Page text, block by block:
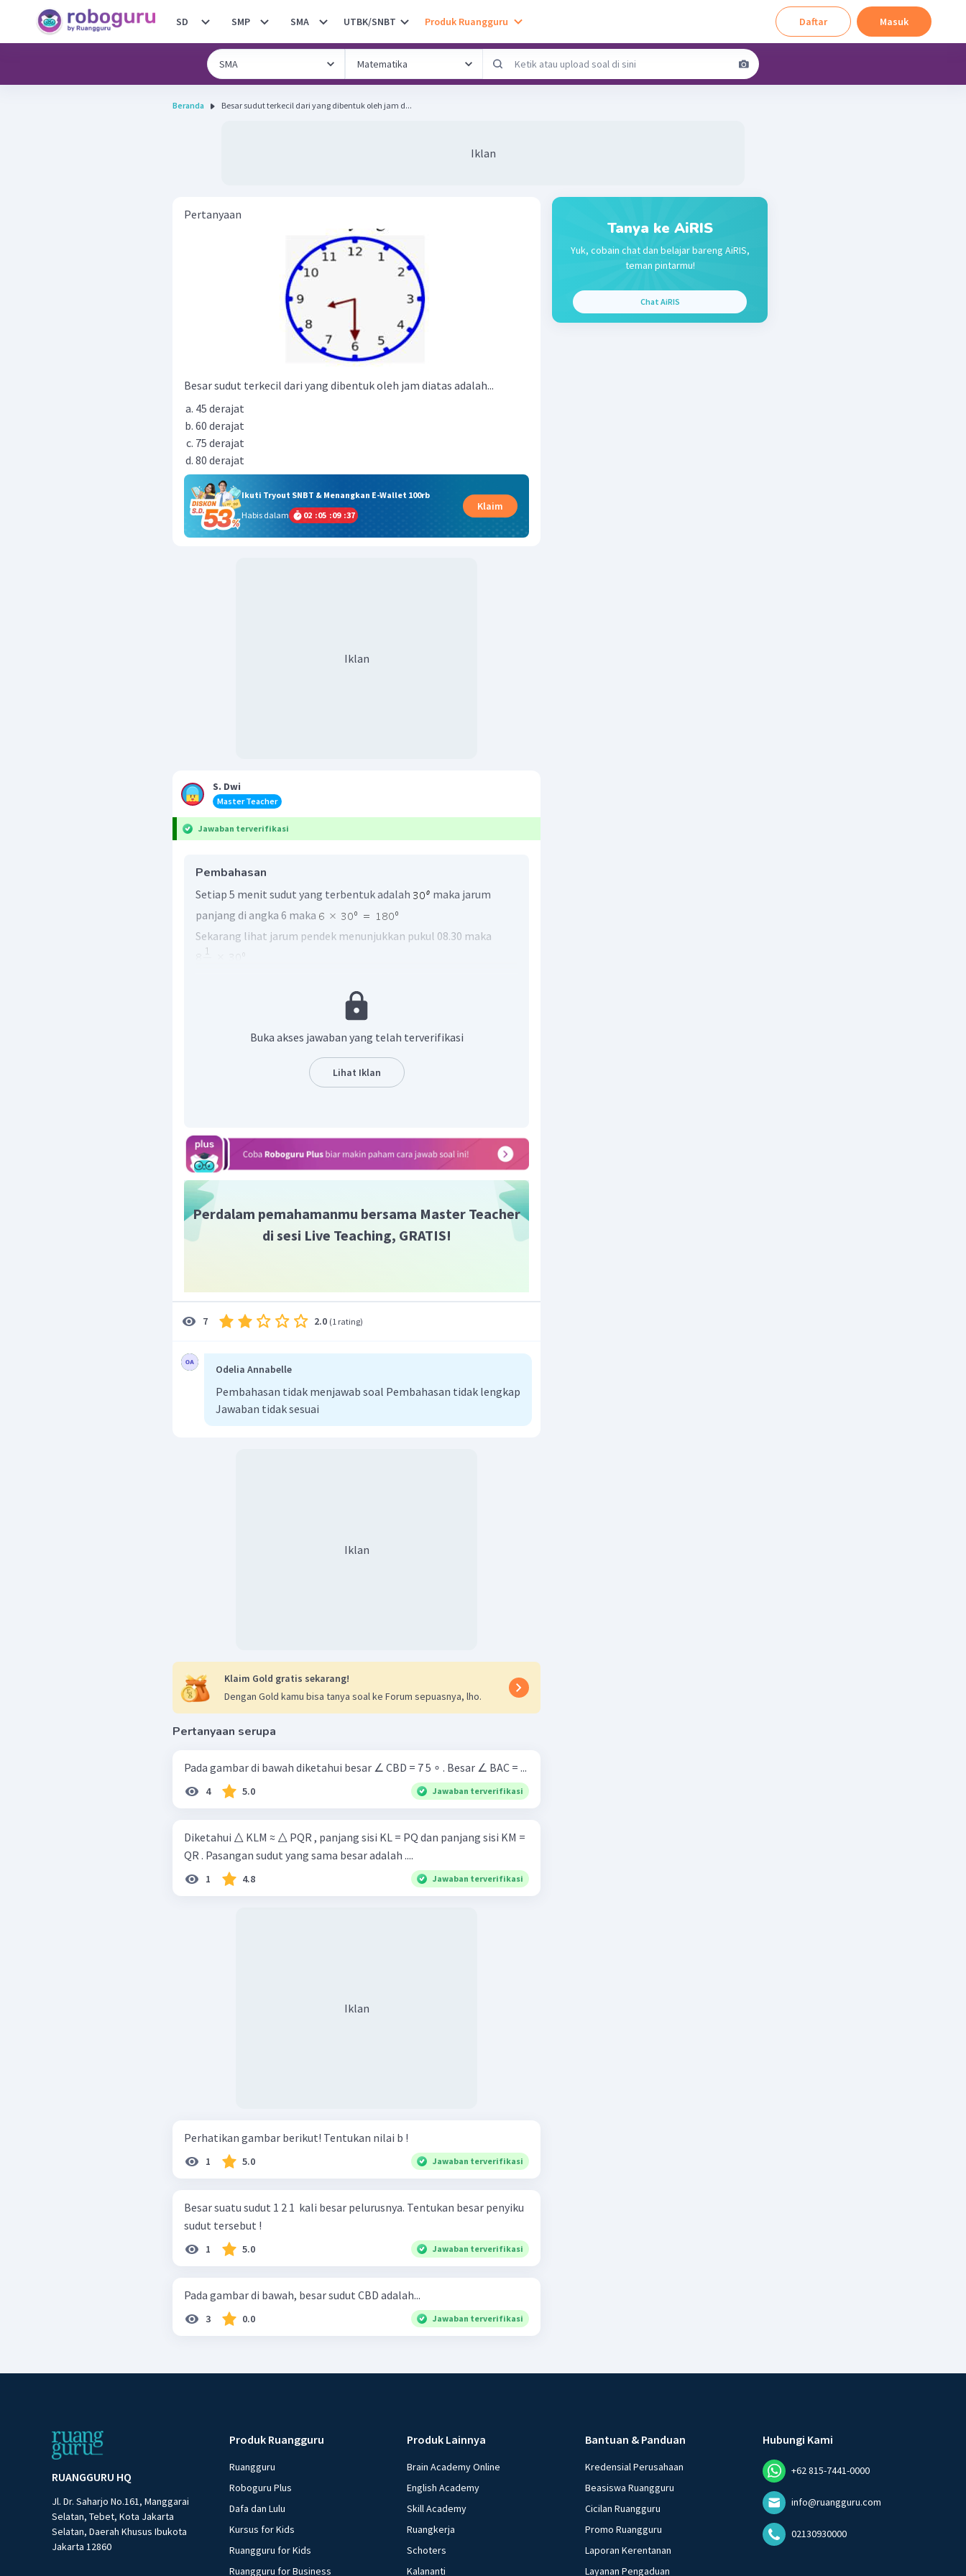
SD SMP SMA UTBK/SNBT Produk Ruangguru Daftar Masuk
Beranda Besar sudut terkecil dari yang dibentuk oleh jam d...
Iklan
Pertanyaan
Besar sudut terkecil dari yang dibentuk oleh jam diatas adalah...
45 derajat
60 derajat
75 derajat
80 derajat
Ikuti Tryout SNBT & Menangkan E-Wallet 100rb
Habis dalam
02 :05 :09 :36
Klaim
Iklan
S. Dwi
Master Teacher
Jawaban terverifikasi
Pembahasan
Setiap 5 menit sudut yang terbentuk adalah
maka jarum
panjang di angka 6 maka
Sekarang lihat jarum pendek menunjukkan pukul 08.30 maka
Maka, sudut terkecil yang dibentuk adalah
Oleh karena itu, jawaban yang benar adalah C
Buka akses jawaban yang telah terverifikasi
Lihat Iklan
Perdalam pemahamanmu bersama Master Teacher
di sesi Live Teaching, GRATIS!
7 2.0 (1 rating)
Odelia Annabelle
Pembahasan tidak menjawab soal Pembahasan tidak lengkap
Jawaban tidak sesuai
Iklan
Klaim Gold gratis sekarang!
Dengan Gold kamu bisa tanya soal ke Forum sepuasnya, lho.
Pertanyaan serupa
Pada gambar di bawah diketahui besar ∠ CBD = 7 5 ∘ . Besar ∠ BAC = ...
4 5.0 Jawaban terverifikasi
Diketahui △ KLM ≈ △ PQR , panjang sisi KL = PQ dan panjang sisi KM =
QR . Pasangan sudut yang sama besar adalah ....
1 4.8 Jawaban terverifikasi
Iklan
Perhatikan gambar berikut! Tentukan nilai b !
1 5.0 Jawaban terverifikasi
Besar suatu sudut 1 2 1 ​ kali besar pelurusnya. Tentukan besar penyiku
sudut tersebut !
1 5.0 Jawaban terverifikasi
Pada gambar di bawah, besar sudut CBD adalah...
3 0.0 Jawaban terverifikasi
Tanya ke AiRIS
Yuk, cobain chat dan belajar bareng AiRIS,
teman pintarmu!
Chat AiRIS
RUANGGURU HQ
Jl. Dr. Saharjo No.161, Manggarai
Selatan, Tebet, Kota Jakarta
Selatan, Daerah Khusus Ibukota
Jakarta 12860
Produk Ruangguru
Ruangguru
Roboguru Plus
Dafa dan Lulu
Kursus for Kids
Ruangguru for Kids
Ruangguru for Business
Produk Lainnya
Brain Academy Online
English Academy
Skill Academy
Ruangkerja
Schoters
Kalananti
Bantuan & Panduan
Kredensial Perusahaan
Beasiswa Ruangguru
Cicilan Ruangguru
Promo Ruangguru
Laporan Kerentanan
Layanan Pengaduan
Hubungi Kami
+62 815-7441-0000
info@ruangguru.com
02130930000